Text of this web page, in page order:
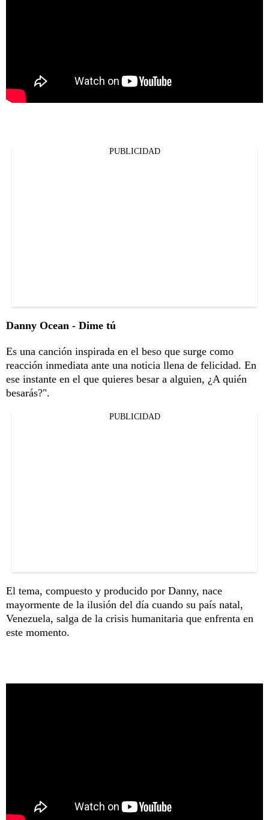
PUBLICIDAD
Danny Ocean - Dime tú
Es una canción inspirada en el beso que surge como
reacción inmediata ante una noticia llena de felicidad. En
ese instante en el que quieres besar a alguien, ¿A quién
besarás?".
PUBLICIDAD
El tema, compuesto y producido por Danny, nace
mayormente de la ilusión del día cuando su país natal,
Venezuela, salga de la crisis humanitaria que enfrenta en
este momento.